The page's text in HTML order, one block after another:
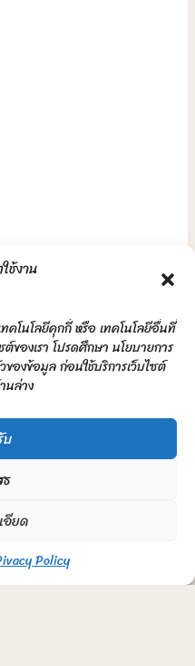
ช้งาน
คโนโลยีคุกกี้ หรือ เทคโนโลยีอื่นที่
องเรา โปรดศึกษา นโยบายการ
องข้อมูล ก่อนใช้บริการเว็บไซต์
นล่าง
อียด
Policy